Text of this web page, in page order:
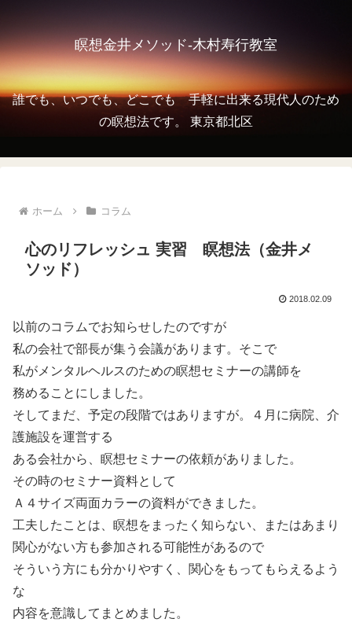
瞑想金井メソッド-木村寿行教室
誰でも、いつでも、どこでも 手軽に出来る現代人のため
の瞑想法です。 東京都北区
ホーム コラム
心のリフレッシュ 実習 瞑想法（金井メ
ソッド）
2018.02.09
以前のコラムでお知らせしたのですが
私の会社で部長が集う会議があります。そこで
私がメンタルヘルスのための瞑想セミナーの講師を
務めることにしました。
そしてまだ、予定の段階ではありますが。４月に病院、介
護施設を運営する
ある会社から、瞑想セミナーの依頼がありました。
その時のセミナー資料として
Ａ４サイズ両面カラーの資料ができました。
工夫したことは、瞑想をまったく知らない、またはあまり
関心がない方も参加される可能性があるので
そういう方にも分かりやすく、関心をもってもらえるよう
な
内容を意識してまとめました。